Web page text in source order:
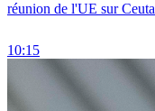
réunion de l'UE sur Ceuta
10:15